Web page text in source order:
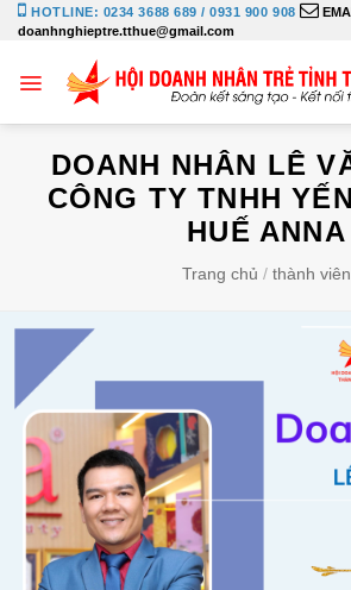
Bỏ
qua
dung
HOTLINE: 0234 3688 689 / 0931 900 908
doanhnghieptre.tthue@gmail.com
DOANH NHÂN LÊ
CÔNG TY TNHH
HUẾ ANNA
Trang chủ / thành viên